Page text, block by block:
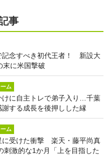
事
記念すべき初代王者！ 新設大
末に米国撃破
ーム
けに自主トレで弟子入り…千葉
する成長を後押しした縁
ーム
に受けた衝撃 楽天・藤平尚真
刺激的な1か月「上を目指した